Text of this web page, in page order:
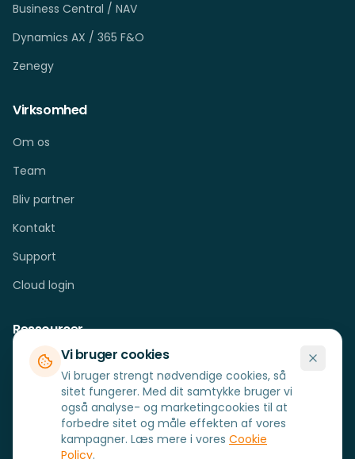
Vi bruger cookies
Vi bruger strengt nødvendige cookies, så
sitet fungerer. Med dit samtykke bruger vi
også analyse- og marketingcookies til at
forbedre sitet og måle effekten af vores
kampagner. Læs mere i vores Cookie
Policy.
Business Central / NAV
Dynamics AX / 365 F&O
Zenegy
Virksomhed
Om os
Team
Bliv partner
Kontakt
Support
Cloud login
Ressourcer
Cases
Hardware